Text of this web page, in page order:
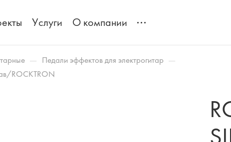
Услуги О компании
— Педали эффектов для электрогитар —
ROCKTRON